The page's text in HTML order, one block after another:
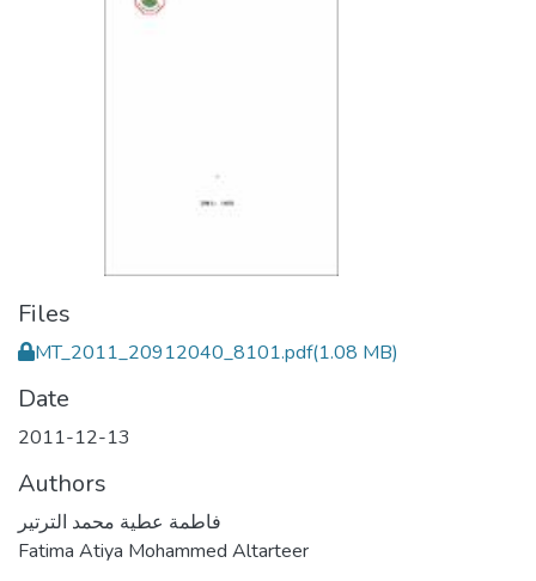
Files
MT_2011_20912040_8101.pdf(1.08 MB)
Date
2011-12-13
Authors
فاطمة عطية محمد الترتير
Fatima Atiya Mohammed Altarteer